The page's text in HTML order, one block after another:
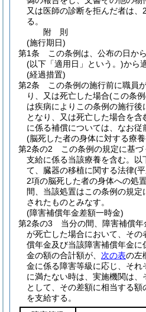
又は医師の診断を拒んだ者は
る。
附 則
(施行期日)
第1条
この条例は、公布の日か
(以下「適用日」という。)から
(経過措置)
第2条
この条例の施行前に職員
り、又は死亡した場合(この条
は疾病によりこの条例の施行後
となり、又は死亡した場合を含
に係る補償については、なお従
(脳死した者の身体に対する療
第2条の2
この条例の規定に基づ
支給に係る当該療養を含む。以
て、臓器の移植に関する法律(
2項の脳死した者の身体への処
間、当該処置はこの条例の規
されたものとみなす。
(障害補償年金差額一時金)
第2条の3
当分の間、障害補償
が死亡した場合において、そ
償年金及び当該障害補償年金
金の額の合計額が、 次の表の左
金に係る障害等級に応じ、それ
に満たない時は、実施機関は
として、その差額に相当する
を支給する。